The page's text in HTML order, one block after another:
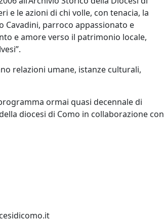
e le azioni di chi volle, con tenacia, la
Cavadini, parroco appassionato e
e amore verso il patrimonio locale,
relazioni umane, istanze culturali,
ormai quasi decennale di
diocesi di Como in collaborazione con